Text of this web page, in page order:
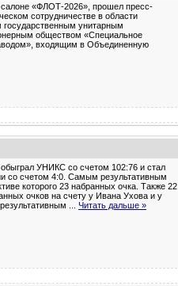
«ФЛОТ-2026», прошел пресс-
сотрудничестве в области
унитарным
обществом «Специальное
входящим в Объединенную
УНИКС со счетом 102:76 и стал
со счетом 4:0. Самым результативным
которого 23 набранных очка. Также 22
очков на счету у Ивана Ухова и у
Читать дальше »